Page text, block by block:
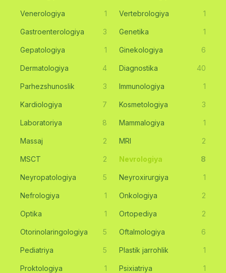
Venerologiya 1 Vertebrologiya 1
Gastroenterologiya 3 Genetika 1
Gepatologiya 1 Ginekologiya 6
Dermatologiya 4 Diagnostika 40
Parhezshunoslik 3 Immunologiya 1
Kardiologiya 7 Kosmetologiya 3
Laboratoriya 8 Mammalogiya 1
Massaj 2 MRI 2
MSCT 2 Nevrologiya 8
Neyropatologiya 5 Neyroxirurgiya 1
Nefrologiya 1 Onkologiya 2
Optika 1 Ortopediya 2
Otorinolaringologiya 5 Oftalmologiya 6
Pediatriya 5 Plastik jarrohlik 1
Proktologiya 1 Psixiatriya 1